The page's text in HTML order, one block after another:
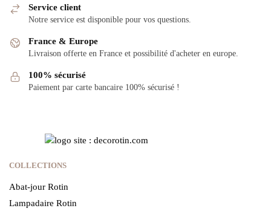
Service client
Notre service est disponible pour vos questions.
France & Europe
Livraison offerte en France et possibilité d'acheter en europe.
100% sécurisé
Paiement par carte bancaire 100% sécurisé !
COLLECTIONS
Abat-jour Rotin
Lampadaire Rotin